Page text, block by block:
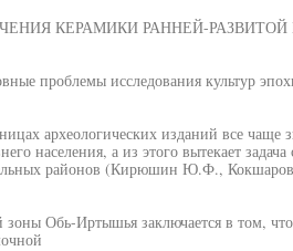
КЕРАМИКИ РАННЕЙ-
проблемы исследования культур
археологических изданий все
населения, а из этого вытекает
районов (Кирюшин Ю.Ф.,
Обь-Иртышья заключается в том, что